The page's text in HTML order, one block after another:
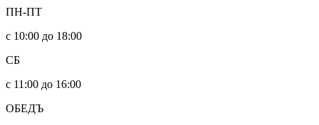
ПН-ПТ
с 10:00 до 18:00
СБ
с 11:00 до 16:00
ОБЕДЪ